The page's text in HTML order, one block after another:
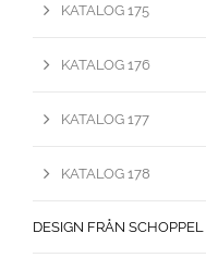
KATALOG 175
KATALOG 176
KATALOG 177
KATALOG 178
DESIGN FRÅN SCHOPPEL